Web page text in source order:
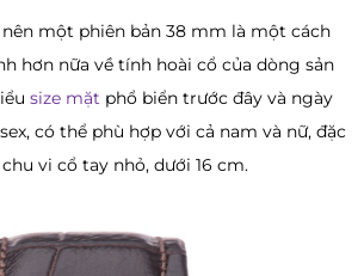
một phiên bản 38 mm là một cách
hơn nữa về tính hoài cổ của dòng sản
size mặt phổ biển trước đây và ngày
có thể phù hợp với cả nam và nữ, đặc
vi cổ tay nhỏ, dưới 16 cm.